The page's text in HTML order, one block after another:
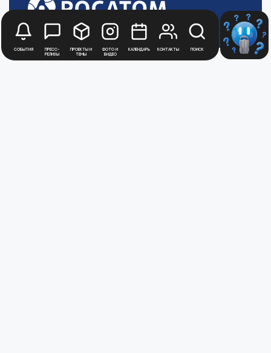
События
Пресс-
релизы
Проекты и
темы
Фото и
видео
Календарь Контакты Поиск